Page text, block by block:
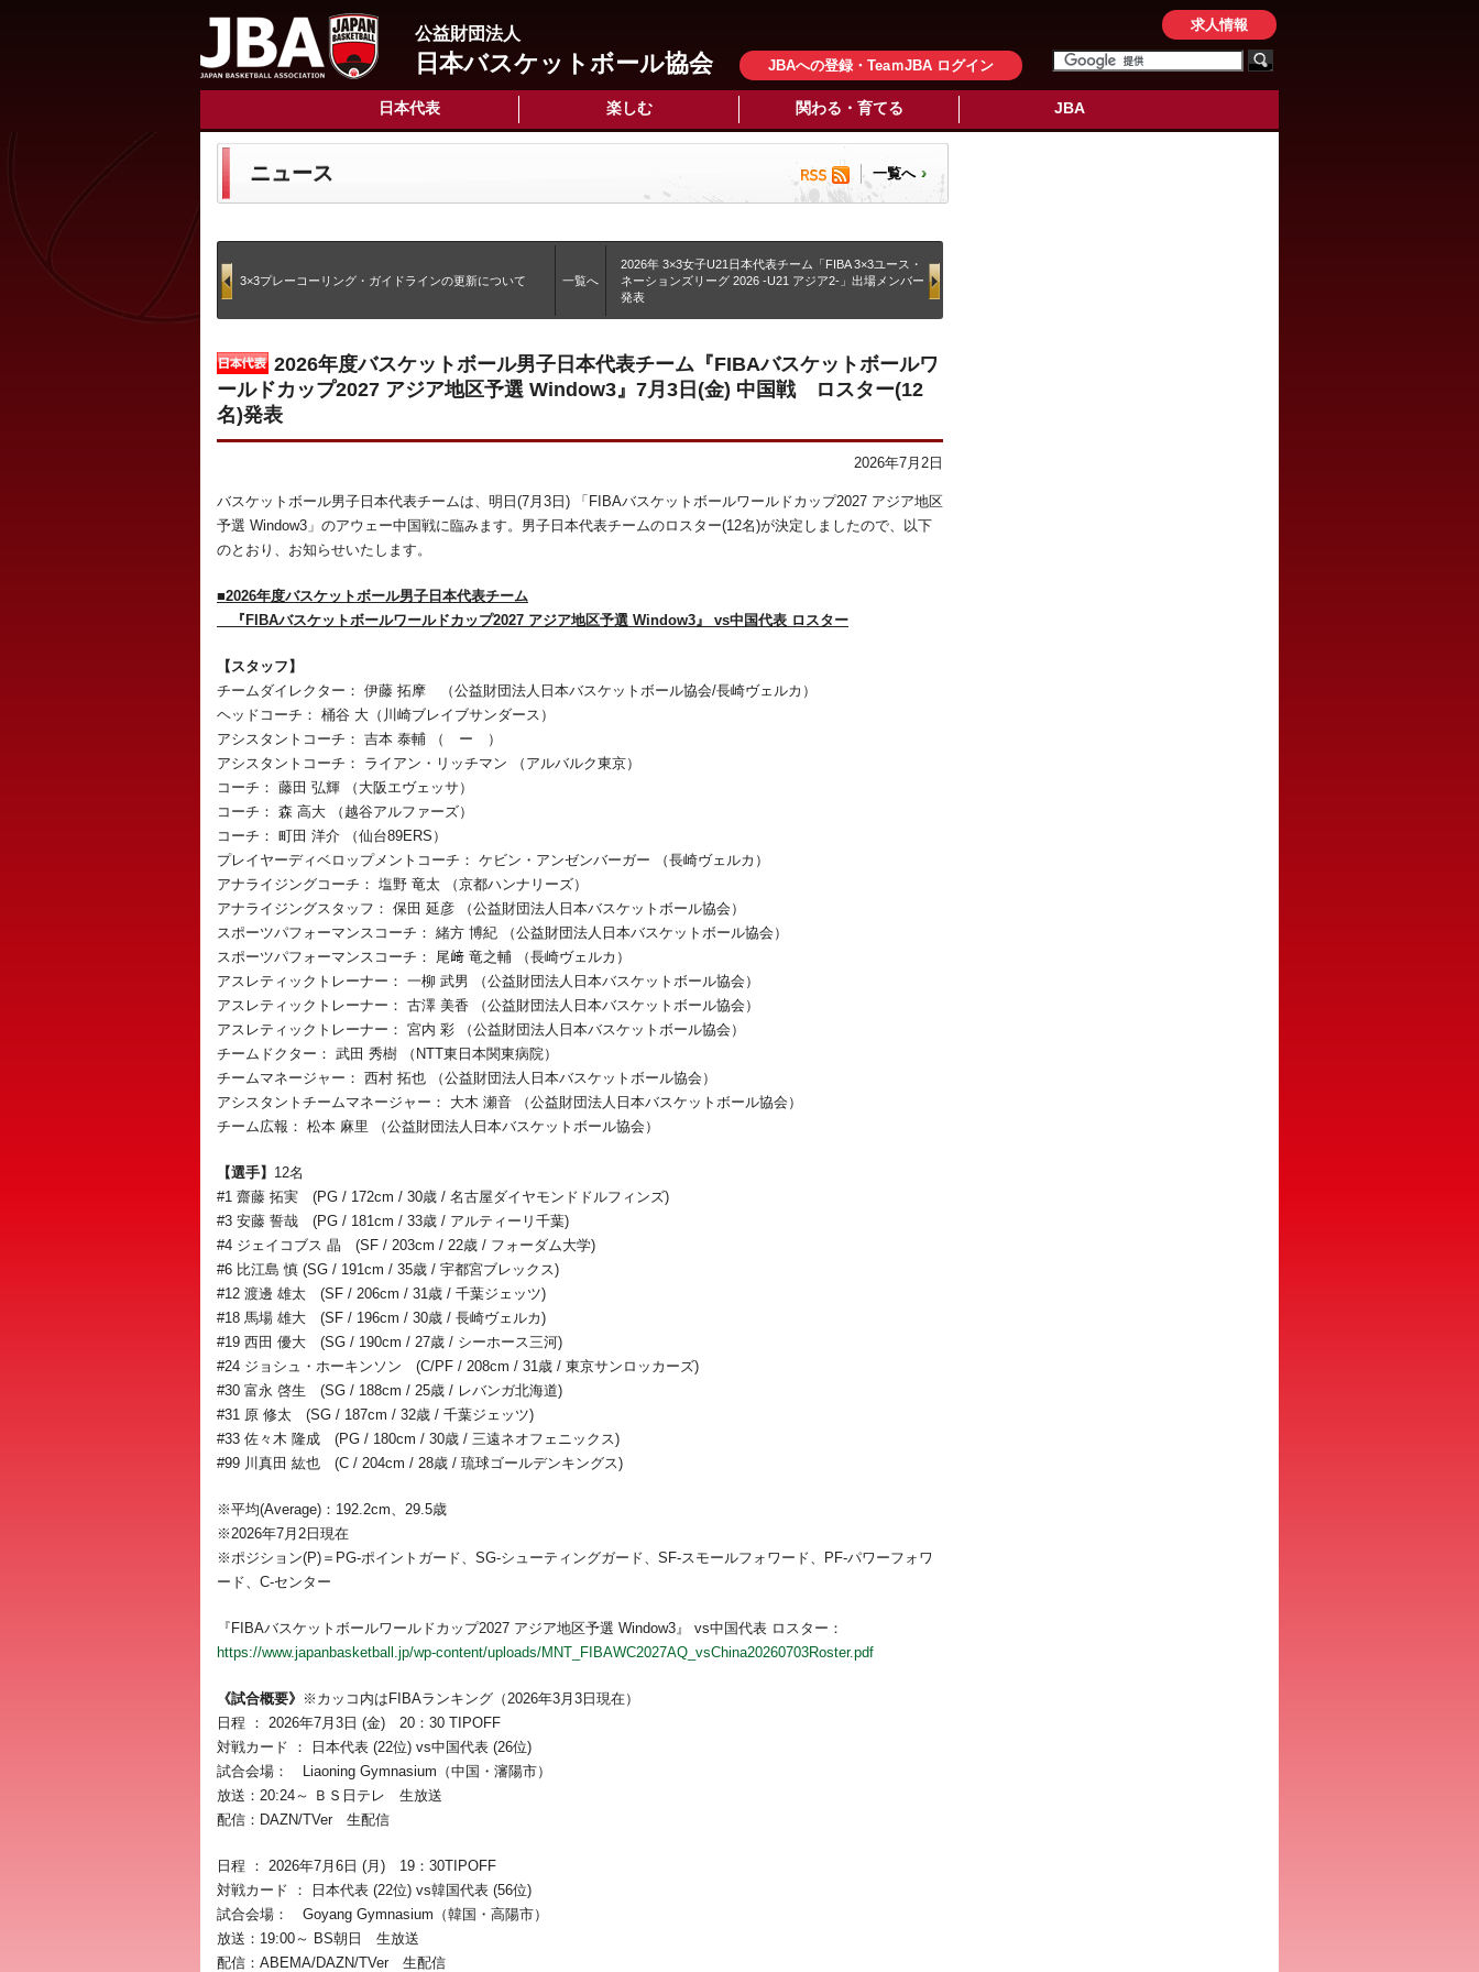
公益財団法人
日本バスケットボール協会 JBAへの登録・TeaｍJBA ログイン
求人情報
日本代表 楽しむ 関わる・育てる JBA
ニュース 一覧へ
3×3プレーコーリング・ガイドラインの更新について 一覧へ
2026年 3×3女子U21日本代表チーム「FIBA 3×3ユース・
ネーションズリーグ 2026 -U21 アジア2-」出場メンバー
発表
2026年度バスケットボール男子日本代表チーム『FIBAバスケットボールワ
ールドカップ2027 アジア地区予選 Window3』7月3日(金) 中国戦 ロスター(12
名)発表
2026年7月2日
バスケットボール男子日本代表チームは、明日(7月3日) 「FIBAバスケットボールワールドカップ2027 アジア地区
予選 Window3」のアウェー中国戦に臨みます。男子日本代表チームのロスター(12名)が決定しましたので、以下
のとおり、お知らせいたします。
■2026年度バスケットボール男子日本代表チーム
『FIBAバスケットボールワールドカップ2027 アジア地区予選 Window3』 vs中国代表 ロスター
【スタッフ】
チームダイレクター： 伊藤 拓摩 （公益財団法人日本バスケットボール協会/長崎ヴェルカ）
ヘッドコーチ： 桶谷 大（川崎ブレイブサンダース）
アシスタントコーチ： 吉本 泰輔 （ ー ）
アシスタントコーチ： ライアン・リッチマン （アルバルク東京）
コーチ： 藤田 弘輝 （大阪エヴェッサ）
コーチ： 森 高大 （越谷アルファーズ）
コーチ： 町田 洋介 （仙台89ERS）
プレイヤーディベロップメントコーチ： ケビン・アンゼンバーガー （長崎ヴェルカ）
アナライジングコーチ： 塩野 竜太 （京都ハンナリーズ）
アナライジングスタッフ： 保田 延彦 （公益財団法人日本バスケットボール協会）
スポーツパフォーマンスコーチ： 緒方 博紀 （公益財団法人日本バスケットボール協会）
スポーツパフォーマンスコーチ： 尾﨑 竜之輔 （長崎ヴェルカ）
アスレティックトレーナー： 一柳 武男 （公益財団法人日本バスケットボール協会）
アスレティックトレーナー： 古澤 美香 （公益財団法人日本バスケットボール協会）
アスレティックトレーナー： 宮内 彩 （公益財団法人日本バスケットボール協会）
チームドクター： 武田 秀樹 （NTT東日本関東病院）
チームマネージャー： 西村 拓也 （公益財団法人日本バスケットボール協会）
アシスタントチームマネージャー： 大木 瀬音 （公益財団法人日本バスケットボール協会）
チーム広報： 松本 麻里 （公益財団法人日本バスケットボール協会）
【選手】 12名
#1 齋藤 拓実 (PG / 172cm / 30歳 / 名古屋ダイヤモンドドルフィンズ)
#3 安藤 誓哉 (PG / 181cm / 33歳 / アルティーリ千葉)
#4 ジェイコブス 晶 (SF / 203cm / 22歳 / フォーダム大学)
#6 比江島 慎 (SG / 191cm / 35歳 / 宇都宮ブレックス)
#12 渡邊 雄太 (SF / 206cm / 31歳 / 千葉ジェッツ)
#18 馬場 雄大 (SF / 196cm / 30歳 / 長崎ヴェルカ)
#19 西田 優大 (SG / 190cm / 27歳 / シーホース三河)
#24 ジョシュ・ホーキンソン (C/PF / 208cm / 31歳 / 東京サンロッカーズ)
#30 富永 啓生 (SG / 188cm / 25歳 / レバンガ北海道)
#31 原 修太 (SG / 187cm / 32歳 / 千葉ジェッツ)
#33 佐々木 隆成 (PG / 180cm / 30歳 / 三遠ネオフェニックス)
#99 川真田 紘也 (C / 204cm / 28歳 / 琉球ゴールデンキングス)
※平均(Average)：192.2cm、29.5歳
※2026年7月2日現在
※ポジション(P)＝PG-ポイントガード、SG-シューティングガード、SF-スモールフォワード、PF-パワーフォワ
ード、C-センター
『FIBAバスケットボールワールドカップ2027 アジア地区予選 Window3』 vs中国代表 ロスター：
https://www.japanbasketball.jp/wp-content/uploads/MNT_FIBAWC2027AQ_vsChina20260703Roster.pdf
《試合概要》 ※カッコ内はFIBAランキング（2026年3月3日現在）
日程 ： 2026年7月3日 (金) 20：30 TIPOFF
対戦カード ： 日本代表 (22位) vs中国代表 (26位)
試合会場： Liaoning Gymnasium（中国・瀋陽市）
放送：20:24～ ＢＳ日テレ 生放送
配信：DAZN/TVer 生配信
日程 ： 2026年7月6日 (月) 19：30TIPOFF
対戦カード ： 日本代表 (22位) vs韓国代表 (56位)
試合会場： Goyang Gymnasium（韓国・高陽市）
放送：19:00～ BS朝日 生放送
配信：ABEMA/DAZN/TVer 生配信